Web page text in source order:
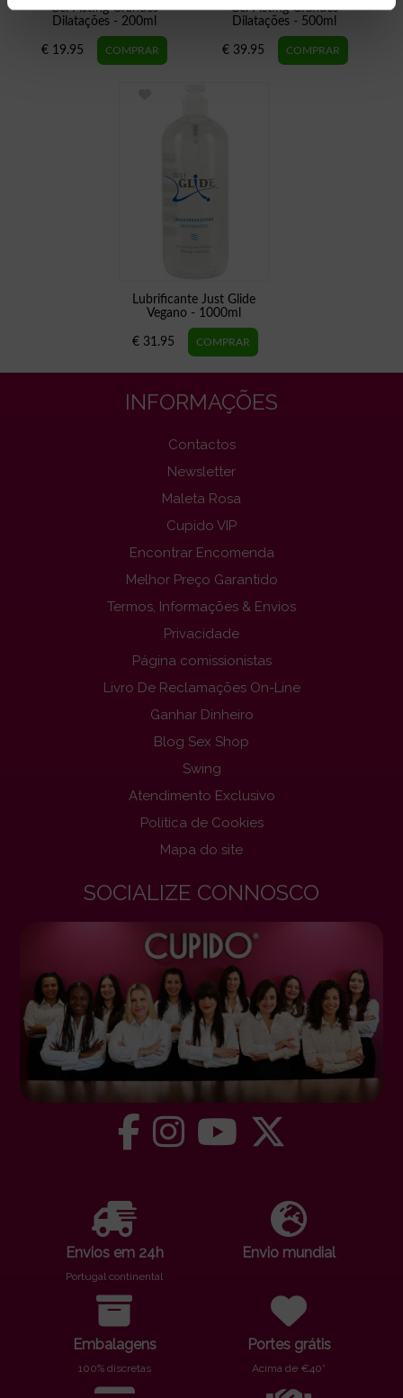
Gel Fisting Grandes
Dilatações - 200ml
€ 19.95
Gel Fisting Grandes
Dilatações - 500ml
€ 39.95
Lubrificante Just Glide
Vegano - 1000ml
€ 31.95
INFORMAÇÕES
Contactos
Newsletter
Maleta Rosa
Cupido VIP
Encontrar Encomenda
Melhor Preço Garantido
Termos, Informações & Envios
Privacidade
Página comissionistas
Livro De Reclamações On-Line
Ganhar Dinheiro
Blog Sex Shop
Swing
Atendimento Exclusivo
Politica de Cookies
Mapa do site
SOCIALIZE CONNOSCO
Envios em 24h
Portugal continental
Envio mundial
Embalagens
100% discretas
Portes grátis
Acima de €40*